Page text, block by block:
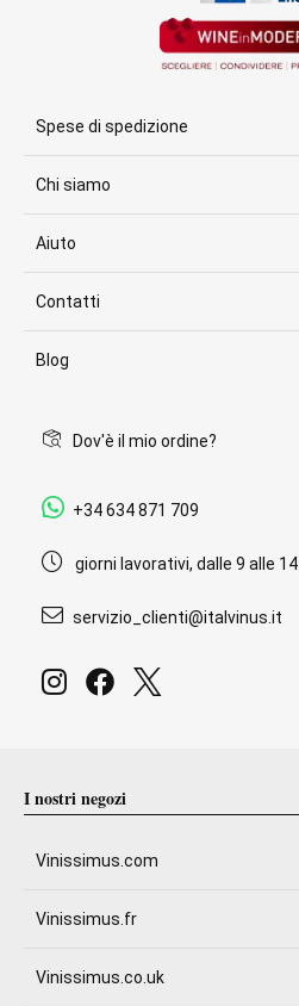
Spese di spedizione
Chi siamo
Aiuto
Contatti
Blog
Dov'è il mio ordine?
+34 634 871 709
giorni lavorativi, dalle 9 alle 14
servizio_clienti@italvinus.it
I nostri negozi
Vinissimus.com
Vinissimus.fr
Vinissimus.co.uk